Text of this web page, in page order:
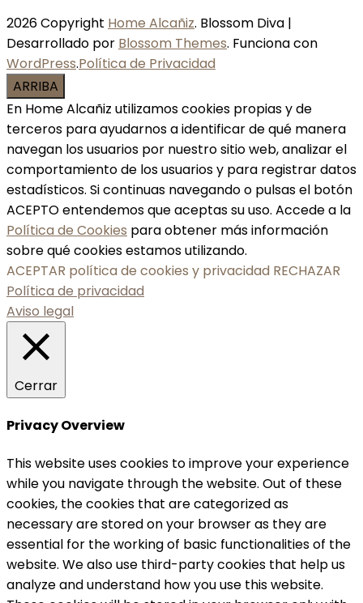
2026 Copyright Home Alcañiz. Blossom Diva |
Desarrollado por Blossom Themes. Funciona con
WordPress.Política de Privacidad
ARRIBA
En Home Alcañiz utilizamos cookies propias y de
terceros para ayudarnos a identificar de qué manera
navegan los usuarios por nuestro sitio web, analizar el
comportamiento de los usuarios y para registrar datos
estadísticos. Si continuas navegando o pulsas el botón
ACEPTO entendemos que aceptas su uso. Accede a la
Política de Cookies para obtener más información
sobre qué cookies estamos utilizando.
ACEPTAR política de cookies y privacidad RECHAZAR
Política de privacidad
Aviso legal
Cerrar
Privacy Overview
This website uses cookies to improve your experience
while you navigate through the website. Out of these
cookies, the cookies that are categorized as
necessary are stored on your browser as they are
essential for the working of basic functionalities of the
website. We also use third-party cookies that help us
analyze and understand how you use this website.